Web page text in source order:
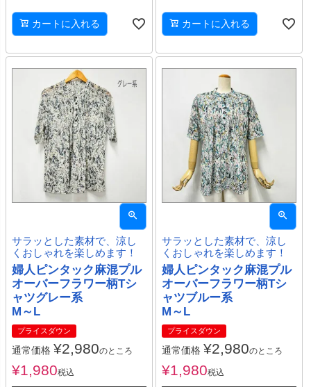
カートに入れる カートに入れる
サラッとした素材で、涼し
くおしゃれを楽しめます！
婦人ピンタック麻混プル
オーバーフラワー柄Tシ
ャツグレー系
M～L
プライスダウン
通常価格 ¥2,980のところ
¥1,980税込
サラッとした素材で、涼し
くおしゃれを楽しめます！
婦人ピンタック麻混プル
オーバーフラワー柄Tシ
ャツブルー系
M～L
プライスダウン
通常価格 ¥2,980のところ
¥1,980税込